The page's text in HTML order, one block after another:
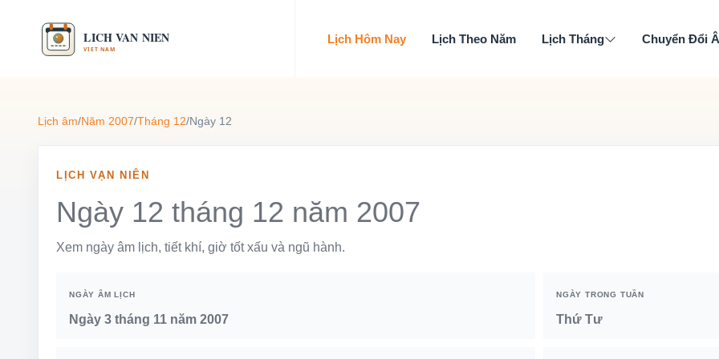
Lịch Hôm Nay Lịch Theo Năm Lịch Tháng Chuyển Đổi
Lịch âm/Năm 2007/Tháng 12/Ngày 12
LỊCH VẠN NIÊN
Ngày 12 tháng 12 năm 2007
Xem ngày âm lịch, tiết khí, giờ tốt xấu và ngũ hành.
NGÀY ÂM LỊCH
Ngày 3 tháng 11 năm 2007
NGÀY TRONG TUẦN
Thứ Tư